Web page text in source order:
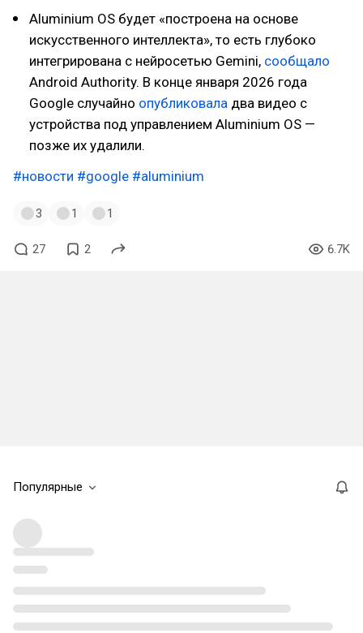
Aluminium OS будет «построена на основе
искусственного интеллекта», то есть глубоко
интегрирована с нейросетью Gemini, сообщало
Android Authority. В конце января 2026 года
Google случайно опубликовала два видео с
устройства под управлением Aluminium OS —
позже их удалили.
#новости #google #aluminium
3 1 1
27 2 6.7K
Популярные